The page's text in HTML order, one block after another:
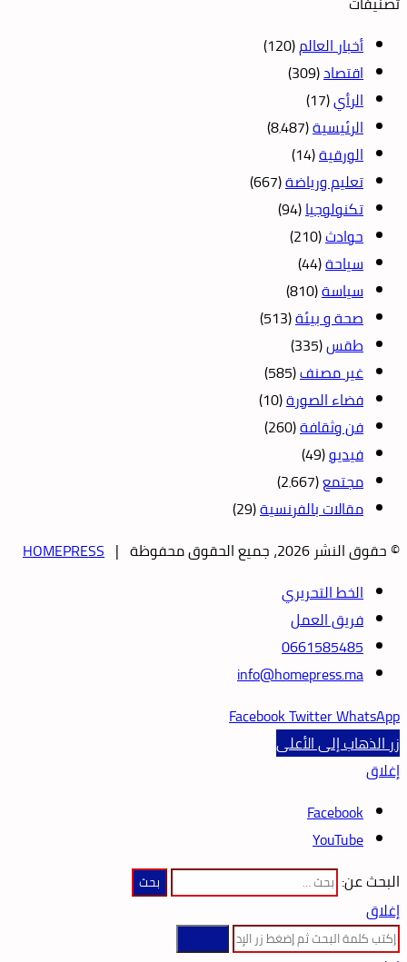
أخبار العالم(120)
اقتصاد(309)
الرأي(17)
الرئيسية(8٬487)
الورقية(14)
تعليم ورياضة(667)
تكنولوجيا(94)
حوادث(210)
سياحة(44)
سياسة(810)
صحة و بيئة(513)
طقس(335)
غير مصنف(585)
فضاء الصورة(10)
فن وثقافة(260)
فيديو(49)
مجتمع(2٬667)
مقالات بالفرنسية(29)
© حقوق النشر 2026، جميع الحقوق محفوظة |
HOMEPRESS
الخط التحريري
فريق العمل
0661585485
info@homepress.ma
FacebookTwitterWhatsApp
زر الذهاب إلى الأعلى
إغلاق
Facebook
YouTube
البحث عن:
إغلاق